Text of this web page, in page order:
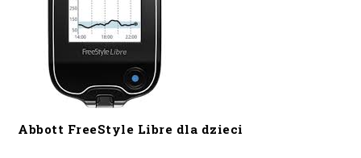
Abbott FreeStyle Libre dla dzieci